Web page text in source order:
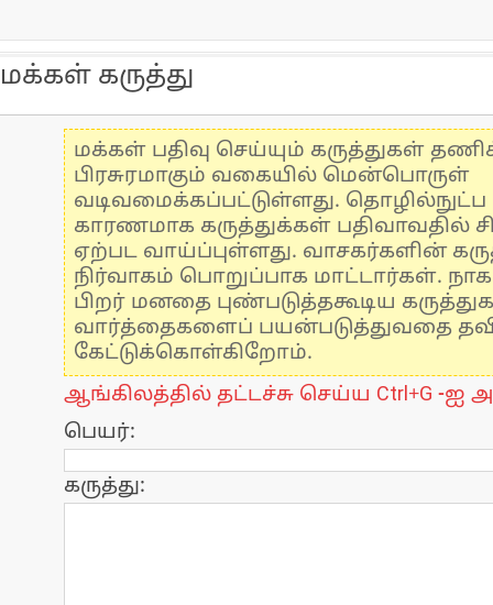
மக்கள் கருத்து
மக்கள் பதிவு செய்யும் கருத்துகள்
பிரசுரமாகும் வகையில் மென்பொருள்
வடிவமைக்கப்பட்டுள்ளது.
காரணமாக கருத்துக்கள் பதிவாவதில்
ஏற்பட வாய்ப்புள்ளது. வாசகர்களின்
நிர்வாகம் பொறுப்பாக மாட்டார்கள்.
பிறர் மனதை புண்படுத்தகூடிய
வார்த்தைகளைப் பயன்படுத்துவதை
கேட்டுக்கொள்கிறோம்.
ஆங்கிலத்தில் தட்டச்சு செய்ய Ctrl+G -ஐ
பெயர்:
கருத்து: